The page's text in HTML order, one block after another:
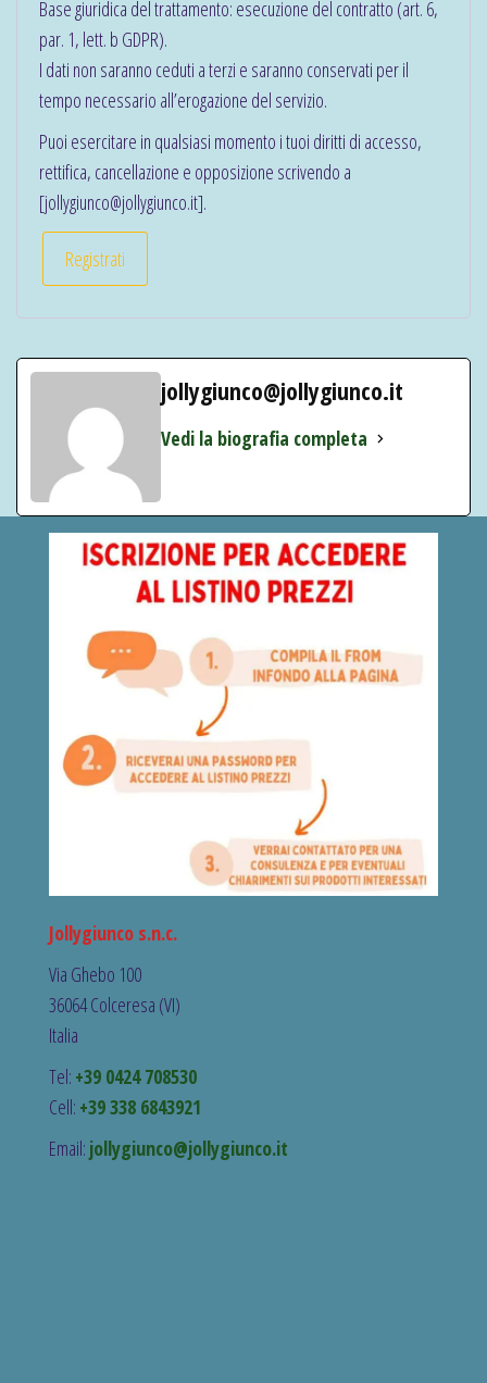
Base giuridica del trattamento: esecuzione del contratto (art. 6,
par. 1, lett. b GDPR).
I dati non saranno ceduti a terzi e saranno conservati per il
tempo necessario all’erogazione del servizio.
Puoi esercitare in qualsiasi momento i tuoi diritti di accesso,
rettifica, cancellazione e opposizione scrivendo a
[jollygiunco@jollygiunco.it].
Registrati
jollygiunco@jollygiunco.it
Vedi la biografia completa
Jollygiunco s.n.c.
Via Ghebo 100
36064 Colceresa (VI)
Italia
Tel: +39 0424 708530
Cell: +39 338 6843921
Email: jollygiunco@jollygiunco.it